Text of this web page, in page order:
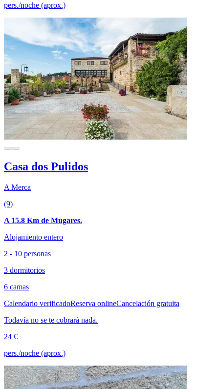
pers./noche (aprox.)
Casa dos Pulidos
A Merca
(9)
A 15.8 Km de Mugares.
Alojamiento entero
2 - 10 personas
3 dormitorios
6 camas
Calendario verificadoReserva onlineCancelación gratuita
Todavía no se te cobrará nada.
24 €
pers./noche (aprox.)